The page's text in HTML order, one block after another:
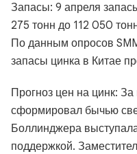
Запасы: 9 апреля
275 тонн до 112 050
По данным опросов
запасы цинка в Китае
Прогноз цен на цинк: За
сформировал бычью
Боллинджера
поддержкой.